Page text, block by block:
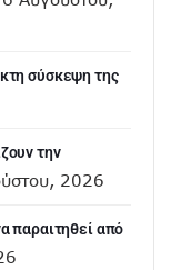
σύσκεψη της
την
2026
παραιτηθεί από